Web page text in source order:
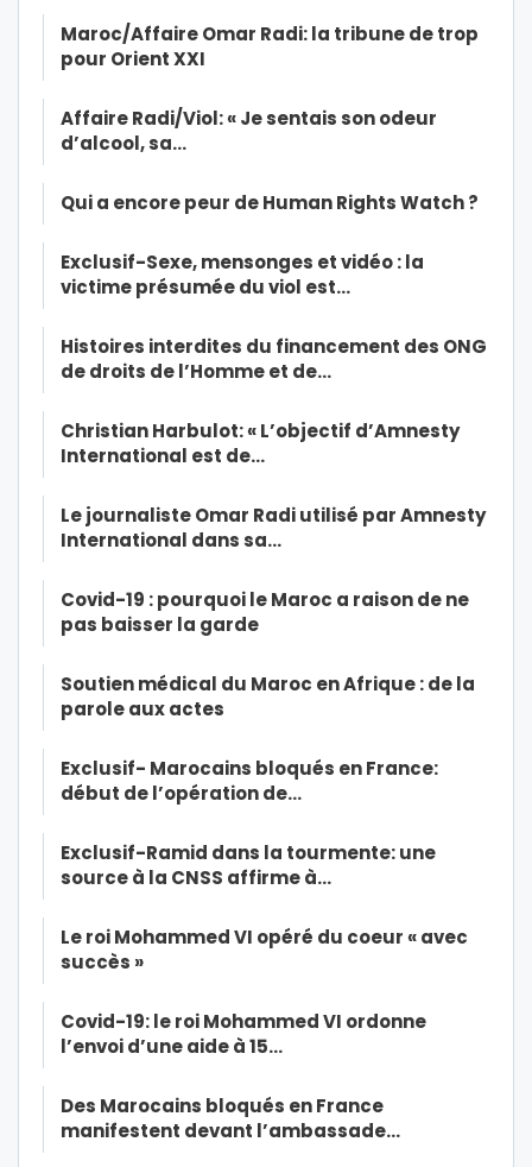
Maroc/Affaire Omar Radi: la tribune de trop
pour Orient XXI
Affaire Radi/Viol: « Je sentais son odeur
d’alcool, sa…
Qui a encore peur de Human Rights Watch ?
Exclusif-Sexe, mensonges et vidéo : la
victime présumée du viol est…
Histoires interdites du financement des ONG
de droits de l’Homme et de…
Christian Harbulot: « L’objectif d’Amnesty
International est de…
Le journaliste Omar Radi utilisé par Amnesty
International dans sa…
Covid-19 : pourquoi le Maroc a raison de ne
pas baisser la garde
Soutien médical du Maroc en Afrique : de la
parole aux actes
Exclusif- Marocains bloqués en France:
début de l’opération de…
Exclusif-Ramid dans la tourmente: une
source à la CNSS affirme à…
Le roi Mohammed VI opéré du coeur « avec
succès »
Covid-19: le roi Mohammed VI ordonne
l’envoi d’une aide à 15…
Des Marocains bloqués en France
manifestent devant l’ambassade…